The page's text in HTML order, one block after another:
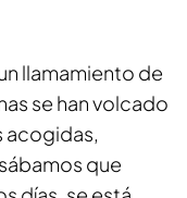
llamamiento de
se han volcado
acogidas,
que